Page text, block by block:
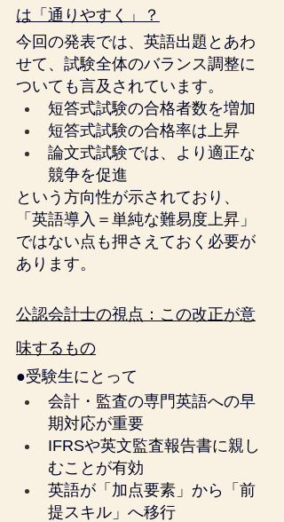
は「通りやすく」？
今回の発表では、英語出題とあわ
せて、試験全体のバランス調整に
ついても言及されています。
短答式試験の合格者数を増加
短答式試験の合格率は上昇
論文式試験では、より適正な
競争を促進
という方向性が示されており、
「英語導入＝単純な難易度上昇」
ではない点も押さえておく必要が
あります。
公認会計士の視点：この改正が意
味するもの
●受験生にとって
会計・監査の専門英語への早
期対応が重要
IFRSや英文監査報告書に親し
むことが有効
英語が「加点要素」から「前
提スキル」へ移行